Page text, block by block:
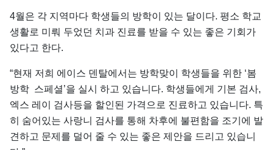
4월은 각 지역마다 학생들의 방학이 있는 달이다. 평소 학교
생활로 미뤄 두었던 치과 진료를 받을 수 있는 좋은 기회가
있다고 한다.
“현재 저희 에이스 덴탈에서는 방학맞이 학생들을 위한 ‘봄
방학 스페셜’을 실시 하고 있습니다. 학생들에게 기본 검사,
엑스 레이 검사등을 할인된 가격으로 진료하고 있습니다. 특
히 숨어있는 사랑니 검사를 통해 차후에 불편함을 조기에 발
견하고 문제를 덜어 줄 수 있는 좋은 제안을 드리고 있습니